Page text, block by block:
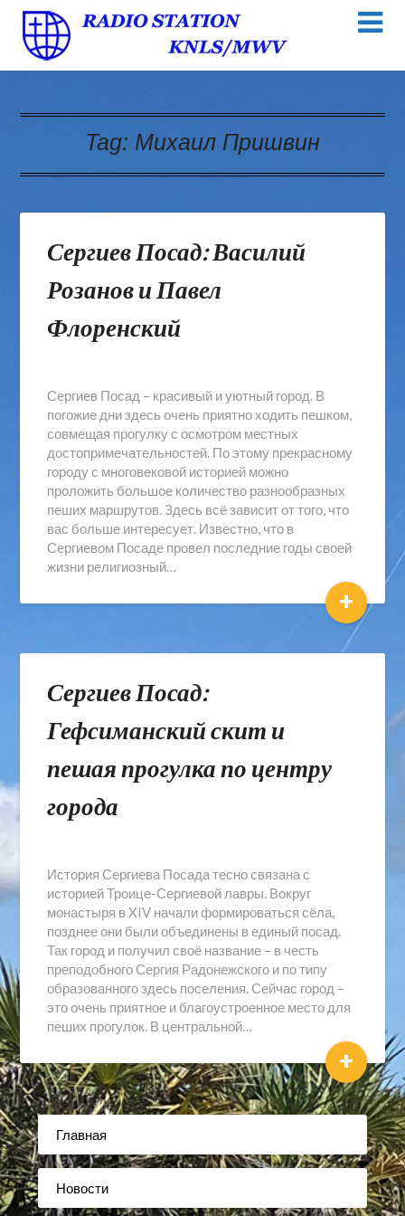
Tag: Михаил Пришвин
Сергиев Посад: Василий
Розанов и Павел
Флоренский
Сергиев Посад – красивый и уютный город. В
погожие дни здесь очень приятно ходить пешком,
совмещая прогулку с осмотром местных
достопримечательностей. По этому прекрасному
городу с многовековой историей можно
проложить большое количество разнообразных
пеших маршрутов. Здесь всё зависит от того, что
вас больше интересует. Известно, что в
Сергиевом Посаде провел последние годы своей
жизни религиозный…
+
Сергиев Посад:
Гефсиманский скит и
пешая прогулка по центру
города
История Сергиева Посада тесно связана с
историей Троице-Сергиевой лавры. Вокруг
монастыря в XIV начали формироваться сёла,
позднее они были объединены в единый посад.
Так город и получил своё название – в честь
преподобного Сергия Радонежского и по типу
образованного здесь поселения. Сейчас город –
это очень приятное и благоустроенное место для
пеших прогулок. В центральной…
+
Главная
Новости